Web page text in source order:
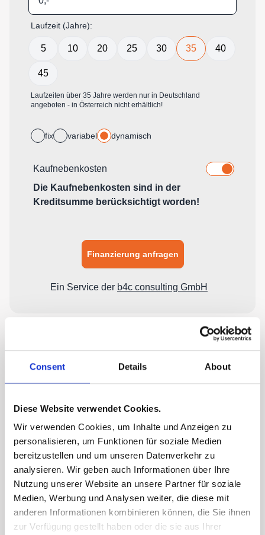
Consent Details About
Diese Website verwendet Cookies.
Wir verwenden Cookies, um Inhalte und Anzeigen zu
personalisieren, um Funktionen für soziale Medien
bereitzustellen und um unseren Datenverkehr zu
analysieren. Wir geben auch Informationen über Ihre
Nutzung unserer Website an unsere Partner für soziale
Medien, Werbung und Analysen weiter, die diese mit
anderen Informationen kombinieren können, die Sie ihnen
zur Verfügung gestellt haben oder die sie aus Ihrer